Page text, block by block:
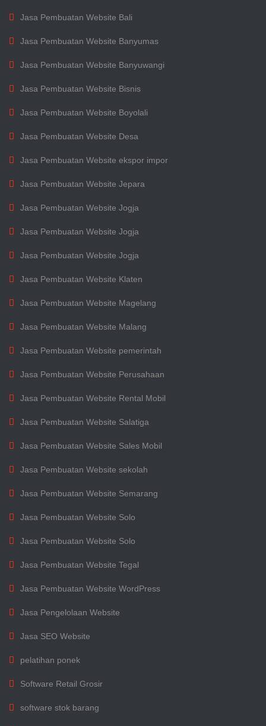
Jasa Pembuatan Website Bali
Jasa Pembuatan Website Banyumas
Jasa Pembuatan Website Banyuwangi
Jasa Pembuatan Website Bisnis
Jasa Pembuatan Website Boyolali
Jasa Pembuatan Website Desa
Jasa Pembuatan Website ekspor impor
Jasa Pembuatan Website Jepara
Jasa Pembuatan Website Jogja
Jasa Pembuatan Website Jogja
Jasa Pembuatan Website Jogja
Jasa Pembuatan Website Klaten
Jasa Pembuatan Website Magelang
Jasa Pembuatan Website Malang
Jasa Pembuatan Website pemerintah
Jasa Pembuatan Website Perusahaan
Jasa Pembuatan Website Rental Mobil
Jasa Pembuatan Website Salatiga
Jasa Pembuatan Website Sales Mobil
Jasa Pembuatan Website sekolah
Jasa Pembuatan Website Semarang
Jasa Pembuatan Website Solo
Jasa Pembuatan Website Solo
Jasa Pembuatan Website Tegal
Jasa Pembuatan Website WordPress
Jasa Pengelolaan Website
Jasa SEO Website
pelatihan ponek
Software Retail Grosir
software stok barang